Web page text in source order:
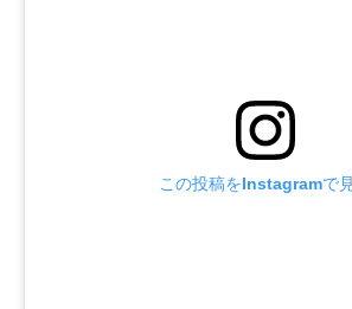
この投稿をInstagramで